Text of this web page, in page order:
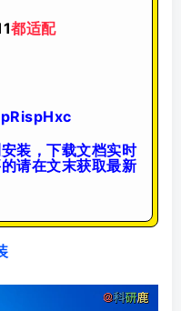
都适配
装，下载文档实时
请在文末获取最新